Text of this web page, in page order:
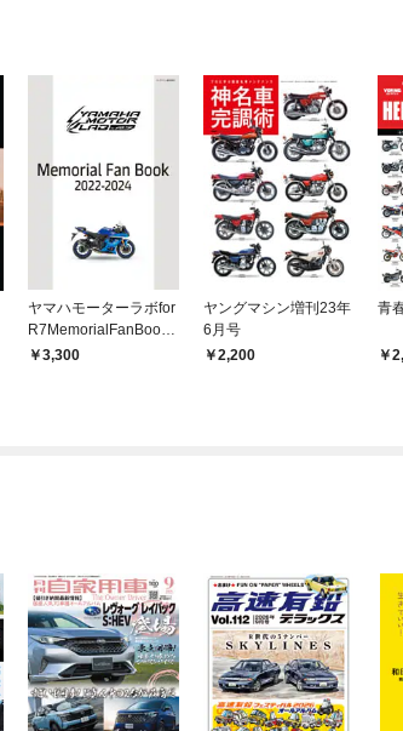
ヤマハモーターラボfor
R7MemorialFanBook2
022-2024
3,300
ヤングマシン増刊23年
6月号
2,200
青